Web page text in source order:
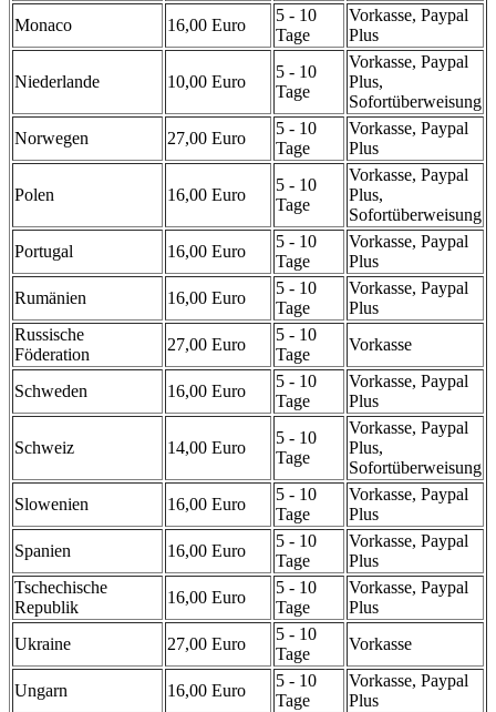
Monaco
16,00 Euro
5 - 10
Tage
Vorkasse, Paypal
Plus
Niederlande 10,00 Euro
5 - 10
Tage
Vorkasse, Paypal
Plus,
Sofortüberweisung
Norwegen
27,00 Euro
5 - 10
Tage
Vorkasse, Paypal
Plus
Polen 16,00 Euro
5 - 10
Tage
Vorkasse, Paypal
Plus,
Sofortüberweisung
Portugal
16,00 Euro
5 - 10
Tage
Vorkasse, Paypal
Plus
Rumänien
16,00 Euro
5 - 10
Tage
Vorkasse, Paypal
Plus
Russische
Föderation
27,00 Euro
5 - 10
Tage
Vorkasse
Schweden 16,00 Euro
5 - 10
Tage
Vorkasse, Paypal
Plus
Schweiz 14,00 Euro
5 - 10
Tage
Vorkasse, Paypal
Plus,
Sofortüberweisung
Slowenien
16,00 Euro
5 - 10
Tage
Vorkasse, Paypal
Plus
Spanien
16,00 Euro
5 - 10
Tage
Vorkasse, Paypal
Plus
Tschechische
Republik
16,00 Euro
5 - 10
Tage
Vorkasse, Paypal
Plus
Ukraine
27,00 Euro
5 - 10
Tage
Vorkasse
Ungarn 16,00 Euro
5 - 10
Tage
Vorkasse, Paypal
Plus